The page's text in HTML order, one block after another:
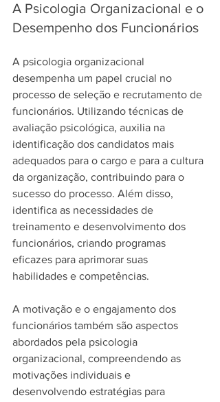
A Psicologia Organizacional e o
Desempenho dos Funcionários
A psicologia organizacional
desempenha um papel crucial no
processo de seleção e recrutamento de
funcionários. Utilizando técnicas de
avaliação psicológica, auxilia na
identificação dos candidatos mais
adequados para o cargo e para a cultura
da organização, contribuindo para o
sucesso do processo. Além disso,
identifica as necessidades de
treinamento e desenvolvimento dos
funcionários, criando programas
eficazes para aprimorar suas
habilidades e competências.
A motivação e o engajamento dos
funcionários também são aspectos
abordados pela psicologia
organizacional, compreendendo as
motivações individuais e
desenvolvendo estratégias para